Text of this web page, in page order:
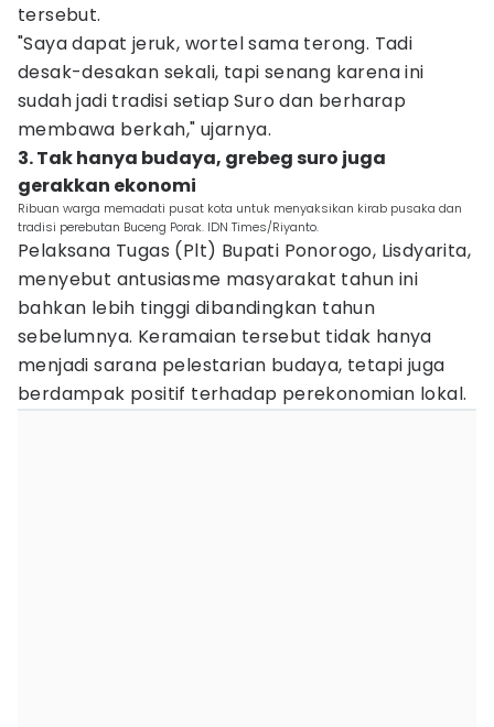
tersebut.
"Saya dapat jeruk, wortel sama terong. Tadi
desak-desakan sekali, tapi senang karena ini
sudah jadi tradisi setiap Suro dan berharap
membawa berkah," ujarnya.
3. Tak hanya budaya, grebeg suro juga
gerakkan ekonomi
Ribuan warga memadati pusat kota untuk menyaksikan kirab pusaka dan
tradisi perebutan Buceng Porak. IDN Times/Riyanto.
Pelaksana Tugas (Plt) Bupati Ponorogo, Lisdyarita,
menyebut antusiasme masyarakat tahun ini
bahkan lebih tinggi dibandingkan tahun
sebelumnya. Keramaian tersebut tidak hanya
menjadi sarana pelestarian budaya, tetapi juga
berdampak positif terhadap perekonomian lokal.